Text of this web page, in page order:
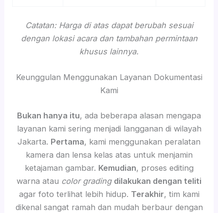
Catatan: Harga di atas dapat berubah sesuai
dengan lokasi acara dan tambahan permintaan
khusus lainnya.
Keunggulan Menggunakan Layanan Dokumentasi
Kami
Bukan hanya itu, ada beberapa alasan mengapa
layanan kami sering menjadi langganan di wilayah
Jakarta. Pertama, kami menggunakan peralatan
kamera dan lensa kelas atas untuk menjamin
ketajaman gambar. Kemudian, proses editing
warna atau color grading dilakukan dengan teliti
agar foto terlihat lebih hidup. Terakhir, tim kami
dikenal sangat ramah dan mudah berbaur dengan